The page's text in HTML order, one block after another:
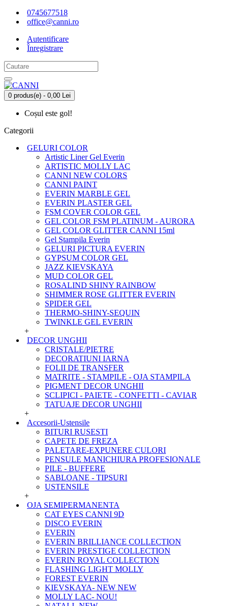
0745677518
office@canni.ro
Autentificare
Înregistrare
0 produs(e) - 0,00 Lei
Coșul este gol!
Categorii
GELURI COLOR
Artistic Liner Gel Everin
ARTISTIC MOLLY LAC
CANNI NEW COLORS
CANNI PAINT
EVERIN MARBLE GEL
EVERIN PLASTER GEL
FSM COVER COLOR GEL
GEL COLOR FSM PLATINUM - AURORA
GEL COLOR GLITTER CANNI 15ml
Gel Stampila Everin
GELURI PICTURA EVERIN
GYPSUM COLOR GEL
JAZZ KIEVSKAYA
MUD COLOR GEL
ROSALIND SHINY RAINBOW
SHIMMER ROSE GLITTER EVERIN
SPIDER GEL
THERMO-SHINY-SEQUIN
TWINKLE GEL EVERIN
+
DECOR UNGHII
CRISTALE/PIETRE
DECORATIUNI IARNA
FOLII DE TRANSFER
MATRITE - STAMPILE - OJA STAMPILA
PIGMENT DECOR UNGHII
SCLIPICI - PAIETE - CONFETTI - CAVIAR
TATUAJE DECOR UNGHII
+
Accesorii-Ustensile
BITURI RUSESTI
CAPETE DE FREZA
PALETARE-EXPUNERE CULORI
PENSULE MANICHIURA PROFESIONALE
PILE - BUFFERE
SABLOANE - TIPSURI
USTENSILE
+
OJA SEMIPERMANENTA
CAT EYES CANNI 9D
DISCO EVERIN
EVERIN
EVERIN BRILLIANCE COLLECTION
EVERIN PRESTIGE COLLECTION
EVERIN ROYAL COLLECTION
FLASHING LIGHT MOLLY
FOREST EVERIN
KIEVSKAYA- NEW NEW
MOLLY LAC- NOU!